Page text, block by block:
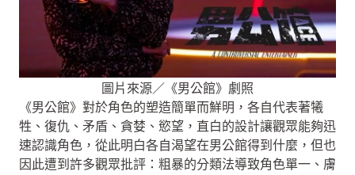
圖片來源／《男公館》劇照
《男公館》對於角色的塑造簡單而鮮明，各自代表著犧
牲、復仇、矛盾、貪婪、慾望，直白的設計讓觀眾能夠迅
速認識角色，從此明白各自渴望在男公館得到什麼，但也
因此遭到許多觀眾批評：粗暴的分類法導致角色單一、膚